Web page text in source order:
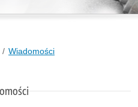
Wiadomości